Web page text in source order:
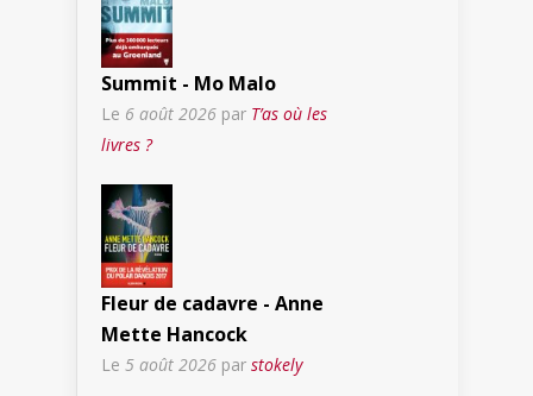
Summit - Mo Malo
Le 6 août 2026 par T’as où les
livres ?
Fleur de cadavre - Anne
Mette Hancock
Le 5 août 2026 par stokely